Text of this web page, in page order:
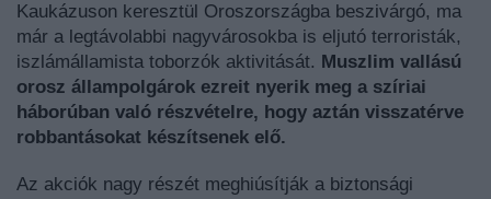
Kaukázuson keresztül Oroszországba beszivárgó, ma
már a legtávolabbi nagyvárosokba is eljutó terroristák,
iszlámállamista toborzók aktivitását. Muszlim vallású
orosz állampolgárok ezreit nyerik meg a szíriai
háborúban való részvételre, hogy aztán visszatérve
robbantásokat készítsenek elő.
Az akciók nagy részét meghiúsítják a biztonsági